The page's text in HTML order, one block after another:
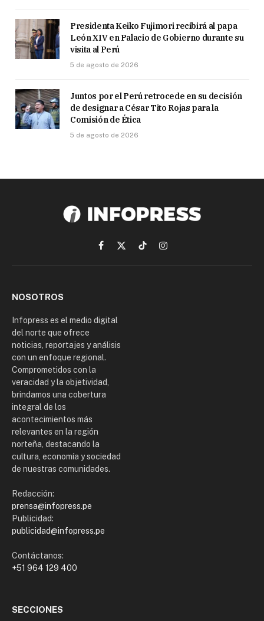
Presidenta Keiko Fujimori recibirá al papa
León XIV en Palacio de Gobierno durante su
visita al Perú
5 de agosto de 2026
Juntos por el Perú retrocede en su decisión
de designar a César Tito Rojas para la
Comisión de Ética
5 de agosto de 2026
Facebook
X
(Twitter)
TikTokInstagram
NOSOTROS
Infopress es el medio digital
del norte que ofrece
noticias, reportajes y análisis
con un enfoque regional.
Comprometidos con la
veracidad y la objetividad,
brindamos una cobertura
integral de los
acontecimientos más
relevantes en la región
norteña, destacando la
cultura, economía y sociedad
de nuestras comunidades.
Redacción:
prensa@infopress.pe
Publicidad:
publicidad@infopress.pe
Contáctanos:
+51 964 129 400
SECCIONES